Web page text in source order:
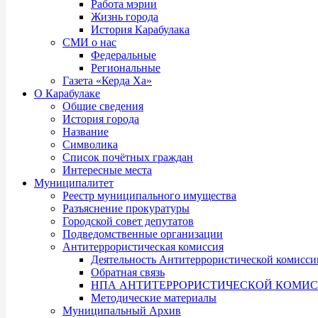
Работа мэрии
Жизнь города
История Карабулака
СМИ о нас
Федеральные
Региональные
Газета «Керда Ха»
О Карабулаке
Общие сведения
История города
Название
Символика
Список почётных граждан
Интересные места
Муниципалитет
Реестр муниципального имущества
Разъяснение прокуратуры
Городской совет депутатов
Подведомственные организации
Антитеррористическая комиссия
Деятельность Антитеррористической
Обратная связь
НПА АНТИТЕРРОРИСТИЧЕСКОЙ
Методические материалы
Муниципальный Архив